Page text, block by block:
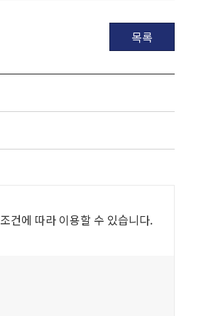
목록
조건에 따라 이용할 수 있습니다.